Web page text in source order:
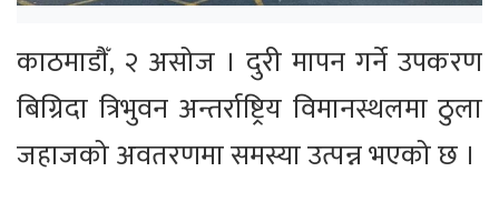
काठमाडौँ, २ असोज । दुरी मापन गर्ने उपकरण
बिग्रिदा त्रिभुवन अन्तर्राष्ट्रिय विमानस्थलमा ठुला
जहाजको अवतरणमा समस्या उत्पन्न भएको छ ।